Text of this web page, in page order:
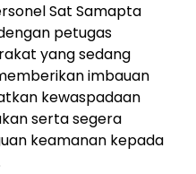
Sat Samapta
petugas
yang sedang
imbauan
kewaspadaan
serta segera
keamanan kepada